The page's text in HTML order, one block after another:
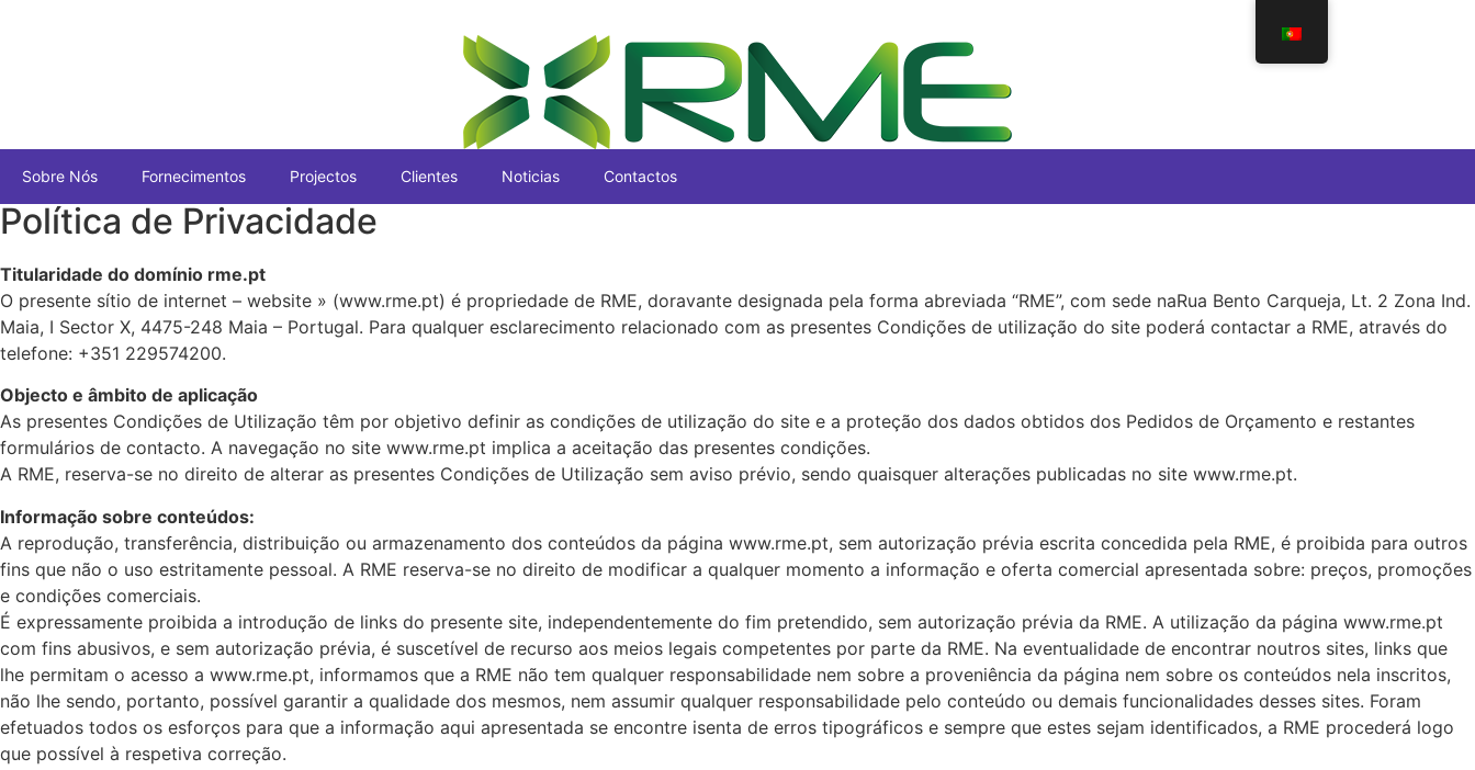
Sobre Nós Fornecimentos Projectos Clientes Noticias Contactos
Política de Privacidade
Titularidade do domínio rme.pt
O presente sítio de internet – website » (www.rme.pt) é propriedade de RME, doravante designada pela forma abreviada “RME”, com sede naRua Bento Carqueja, Lt. 2 Zona Ind.
Maia, I Sector X, 4475-248 Maia – Portugal. Para qualquer esclarecimento relacionado com as presentes Condições de utilização do site poderá contactar a RME, através do
telefone: +351 229574200.
Objecto e âmbito de aplicação
As presentes Condições de Utilização têm por objetivo definir as condições de utilização do site e a proteção dos dados obtidos dos Pedidos de Orçamento e restantes
formulários de contacto. A navegação no site www.rme.pt implica a aceitação das presentes condições.
A RME, reserva-se no direito de alterar as presentes Condições de Utilização sem aviso prévio, sendo quaisquer alterações publicadas no site www.rme.pt.
Informação sobre conteúdos:
A reprodução, transferência, distribuição ou armazenamento dos conteúdos da página www.rme.pt, sem autorização prévia escrita concedida pela RME, é proibida para outros
fins que não o uso estritamente pessoal. A RME reserva-se no direito de modificar a qualquer momento a informação e oferta comercial apresentada sobre: preços, promoções
e condições comerciais.
É expressamente proibida a introdução de links do presente site, independentemente do fim pretendido, sem autorização prévia da RME. A utilização da página www.rme.pt
com fins abusivos, e sem autorização prévia, é suscetível de recurso aos meios legais competentes por parte da RME. Na eventualidade de encontrar noutros sites, links que
lhe permitam o acesso a www.rme.pt, informamos que a RME não tem qualquer responsabilidade nem sobre a proveniência da página nem sobre os conteúdos nela inscritos,
não lhe sendo, portanto, possível garantir a qualidade dos mesmos, nem assumir qualquer responsabilidade pelo conteúdo ou demais funcionalidades desses sites. Foram
efetuados todos os esforços para que a informação aqui apresentada se encontre isenta de erros tipográficos e sempre que estes sejam identificados, a RME procederá logo
que possível à respetiva correção.